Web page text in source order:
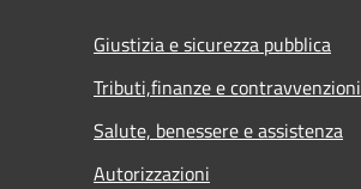
Giustizia e sicurezza pubblica
Tributi,finanze e contravvenzioni
Salute, benessere e assistenza
Autorizzazioni